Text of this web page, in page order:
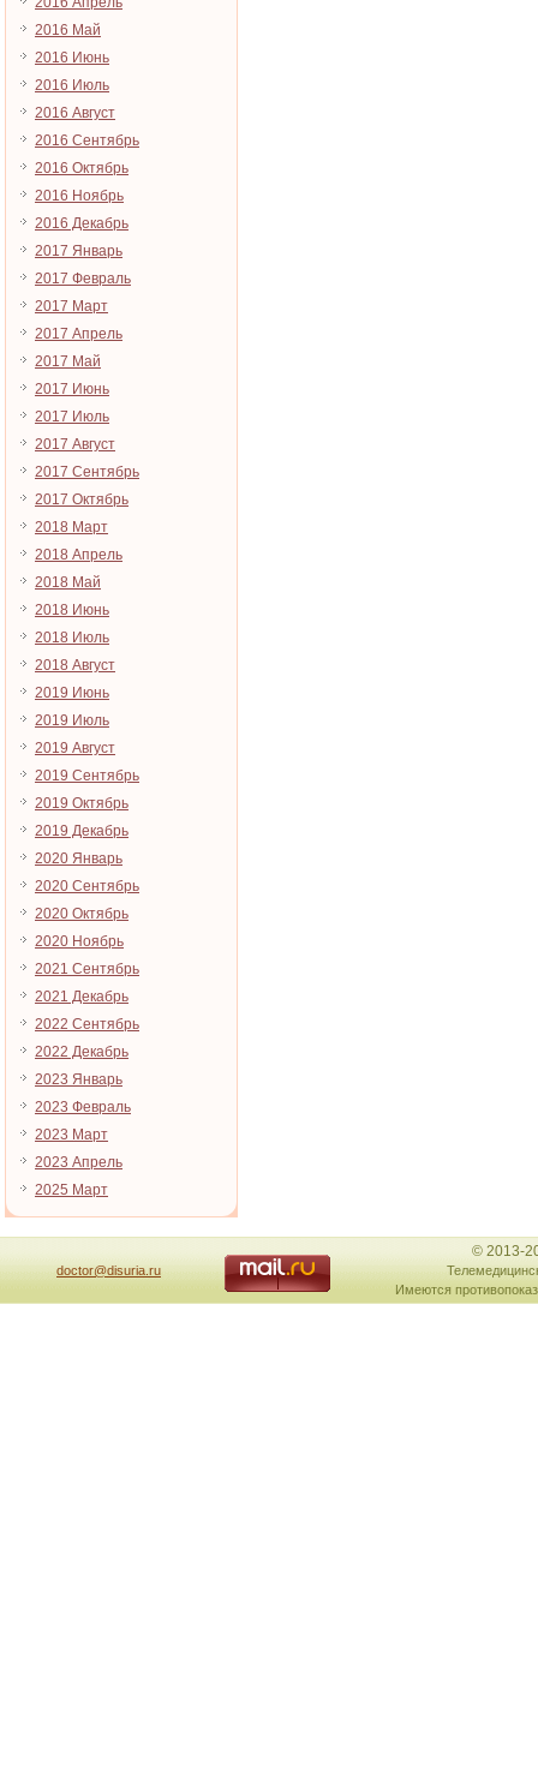
2016 Май
2016 Июнь
2016 Июль
2016 Август
2016 Сентябрь
2016 Октябрь
2016 Ноябрь
2016 Декабрь
2017 Январь
2017 Февраль
2017 Март
2017 Апрель
2017 Май
2017 Июнь
2017 Июль
2017 Август
2017 Сентябрь
2017 Октябрь
2018 Март
2018 Апрель
2018 Май
2018 Июнь
2018 Июль
2018 Август
2019 Июнь
2019 Июль
2019 Август
2019 Сентябрь
2019 Октябрь
2019 Декабрь
2020 Январь
2020 Сентябрь
2020 Октябрь
2020 Ноябрь
2021 Сентябрь
2021 Декабрь
2022 Сентябрь
2022 Декабрь
2023 Январь
2023 Февраль
2023 Март
2023 Апрель
2025 Март
doctor@disuria.ru
© 2013-
Имеются